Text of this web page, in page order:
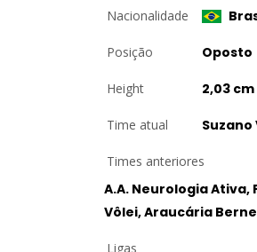
Nacionalidade
Posição Oposto
Height 2,03 cm
Time atual Suzano
Times anteriores
A.A. Neurologia Ativa,
Vôlei, Araucária
Ligas